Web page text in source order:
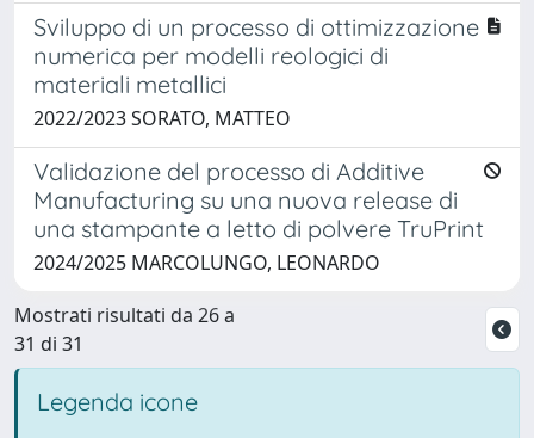
Sviluppo di un processo di ottimizzazione
numerica per modelli reologici di
materiali metallici
2022/2023 SORATO, MATTEO
Validazione del processo di Additive
Manufacturing su una nuova release di
una stampante a letto di polvere TruPrint
2024/2025 MARCOLUNGO, LEONARDO
Mostrati risultati da 26 a
31 di 31
Legenda icone